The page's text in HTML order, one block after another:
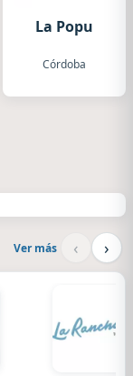
La Popu
Córdoba
Ver más ‹ ›